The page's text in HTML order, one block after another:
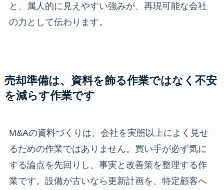
と、属人的に見えやすい強みが、再現可能な会社
の力として伝わります。
売却準備は、資料を飾る作業ではなく不安
を減らす作業です
M&Aの資料づくりは、会社を実態以上によく見せ
るための作業ではありません。買い手が必ず気に
する論点を先回りし、事実と改善策を整理する作
業です。設備が古いなら更新計画を、特定顧客へ